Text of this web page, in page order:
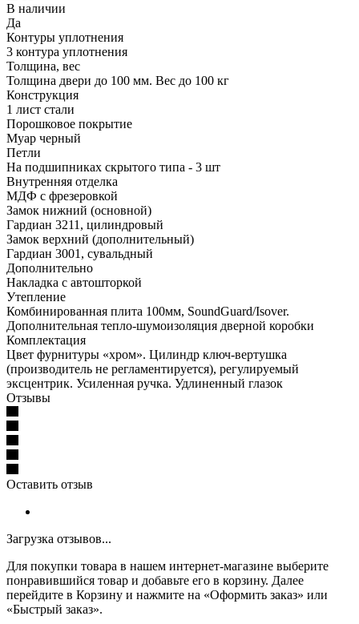
В наличии
Да
Контуры уплотнения
3 контура уплотнения
Толщина, вес
Толщина двери до 100 мм. Вес до 100 кг
Конструкция
1 лист стали
Порошковое покрытие
Муар черный
Петли
На подшипниках скрытого типа - 3 шт
Внутренняя отделка
МДФ с фрезеровкой
Замок нижний (основной)
Гардиан 3211, цилиндровый
Замок верхний (дополнительный)
Гардиан 3001, сувальдный
Дополнительно
Накладка с автошторкой
Утепление
Комбинированная плита 100мм, SoundGuard/Isover.
Дополнительная тепло-шумоизоляция дверной коробки
Комплектация
Цвет фурнитуры «хром». Цилиндр ключ-вертушка
(производитель не регламентируется), регулируемый
эксцентрик. Усиленная ручка. Удлиненный глазок
Отзывы
Оставить отзыв
Загрузка отзывов...
Для покупки товара в нашем интернет-магазине выберите
понравившийся товар и добавьте его в корзину. Далее
перейдите в Корзину и нажмите на «Оформить заказ» или
«Быстрый заказ».